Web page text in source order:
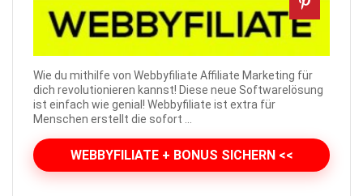
Wie du mithilfe von Webbyfiliate Affiliate Marketing für
dich revolutionieren kannst! Diese neue Softwarelösung
ist einfach wie genial! Webbyfiliate ist extra für
Menschen erstellt die sofort ...
WEBBYFILIATE + BONUS SICHERN <<